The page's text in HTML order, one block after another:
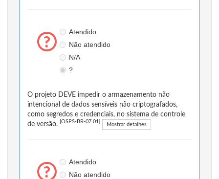
Atendido
Não atendido
N/A
?
O projeto DEVE impedir o armazenamento não
intencional de dados sensíveis não criptografados,
como segredos e credenciais, no sistema de controle
de versão.
[OSPS-BR-07.01] Mostrar detalhes
Atendido
Não atendido